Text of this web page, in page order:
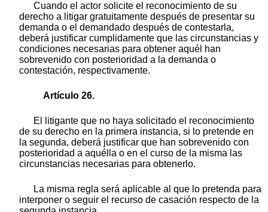
Cuando el actor solicite el reconocimiento de su
derecho a litigar gratuitamente después de presentar su
demanda o el demandado después de contestarla,
deberá justificar cumplidamente que las circunstancias y
condiciones necesarias para obtener aquél han
sobrevenido con posterioridad a la demanda o
contestación, respectivamente.
Artículo 26.
El litigante que no haya solicitado el reconocimiento
de su derecho en la primera instancia, si lo pretende en
la segunda, deberá justificar que han sobrevenido con
posterioridad a aquélla o en el curso de la misma las
circunstancias necesarias para obtenerlo.
La misma regla será aplicable al que lo pretenda para
interponer o seguir el recurso de casación respecto de la